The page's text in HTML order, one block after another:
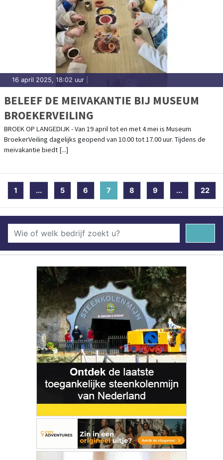
16 april 2025, 18:02 uur
BELEEF DE MEIVAKANTIE BIJ MUSEUM
BROEKERVEILING
BROEK OP LANGEDIJK - Van 19 april tot en met 4 mei is Museum
BroekerVeiling dagelijks geopend van 10.00 tot 17.00 uur. Tijdens de
meivakantie biedt [...]
1 ... 5 6 7 (current)
8 9 ... 22